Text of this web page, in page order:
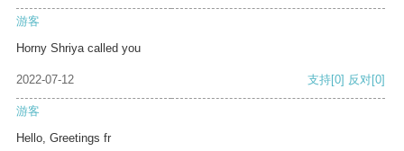
游客
Horny Shriya called you
2022-07-12 支持[0] 反对[0]
游客
Hello, Greetings fr